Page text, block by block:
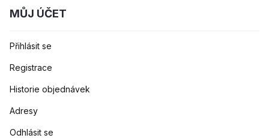
MŮJ ÚČET
Přihlásit se
Registrace
Historie objednávek
Adresy
Odhlásit se